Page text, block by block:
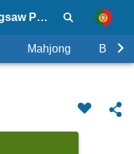
Wellgames : Cute Cat Jigsaw Puzzle
Mahjong Bolhas